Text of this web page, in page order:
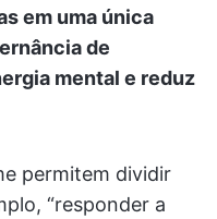
em uma única
de
mental e reduz
permitem dividir
“responder a